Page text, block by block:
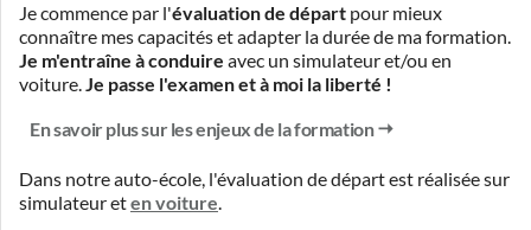
Je commence par l'évaluation de départ pour mieux
connaître mes capacités et adapter la durée de ma formation.
Je m'entraîne à conduire avec un simulateur et/ou en
voiture.Je passe l'examen et à moi la liberté !
En savoir plus sur les enjeux de la formation
Dans notre auto-école, l'évaluation de départ est réaliséesur
simulateureten voiture.